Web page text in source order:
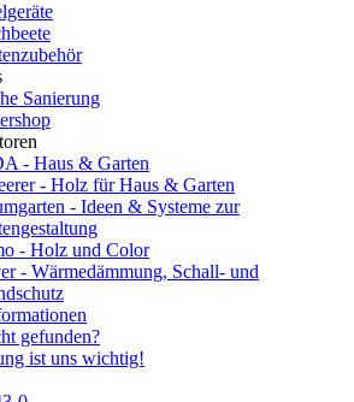
Sanierung
- Haus & Garten
- Holz für Haus & Garten
- Ideen & Systeme zur
- Holz und Color
- Wärmedämmung, Schall- und
gefunden?
ist uns wichtig!